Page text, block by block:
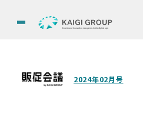
2024年02月号